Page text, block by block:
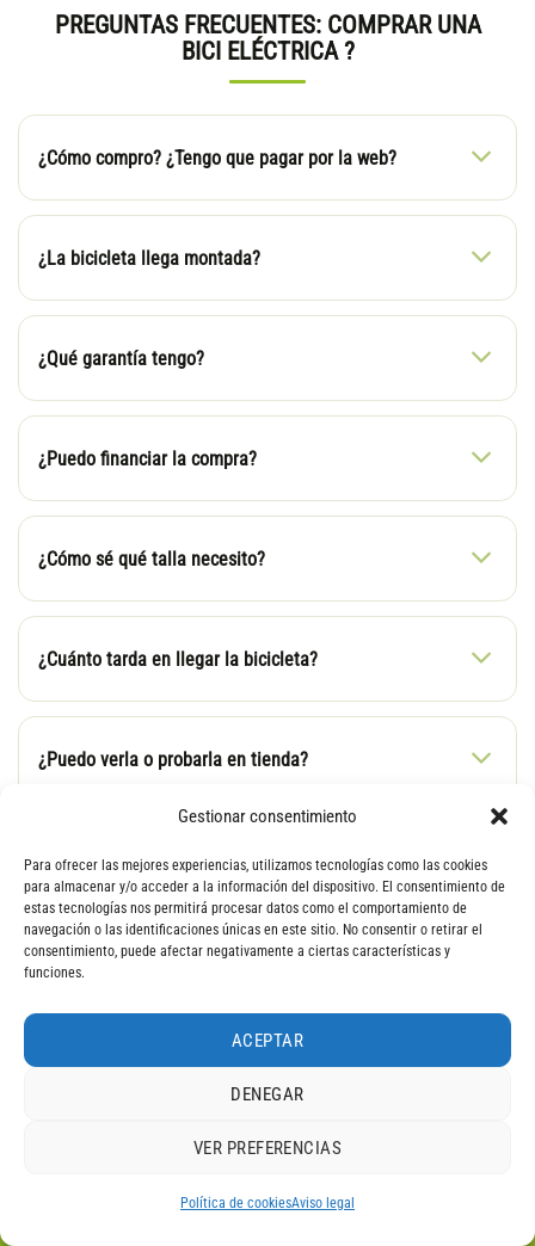
Gestionar consentimiento
Para ofrecer las mejores experiencias, utilizamos tecnologías como las cookies
para almacenar y/o acceder a la información del dispositivo. El consentimiento de
estas tecnologías nos permitirá procesar datos como el comportamiento de
navegación o las identificaciones únicas en este sitio. No consentir o retirar el
consentimiento, puede afectar negativamente a ciertas características y
funciones.
ACEPTAR
DENEGAR
VER PREFERENCIAS
Política de cookiesAviso legal
PREGUNTAS FRECUENTES: COMPRAR UNA
BICI ELÉCTRICA ?
¿Cómo compro? ¿Tengo que pagar por la web?
¿La bicicleta llega montada?
¿Qué garantía tengo?
¿Puedo financiar la compra?
¿Cómo sé qué talla necesito?
¿Cuánto tarda en llegar la bicicleta?
¿Puedo verla o probarla en tienda?
¿Qué métodos de pago aceptáis?
¿Puedo entregar mi bici actual como parte del pago?
BICICLETA ELÉCTRICA SIN COMPROMISO
RESEÑAS DE